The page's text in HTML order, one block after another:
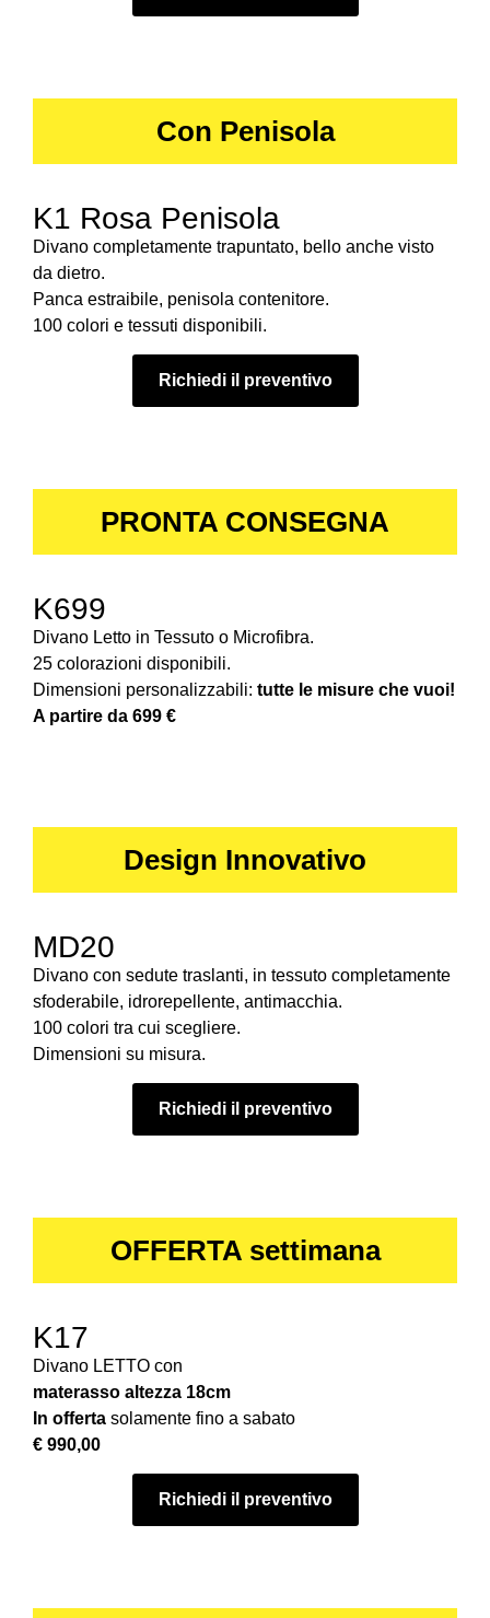
Con Penisola
K1 Rosa Penisola
Divano completamente trapuntato, bello anche visto
da dietro.
Panca estraibile, penisola contenitore.
100 colori e tessuti disponibili.
Richiedi il preventivo
PRONTA CONSEGNA
K699
Divano Letto in Tessuto o Microfibra.
25 colorazioni disponibili.
Dimensioni personalizzabili: tutte le misure che vuoi!
A partire da 699 €
Design Innovativo
MD20
Divano con sedute traslanti, in tessuto completamente
sfoderabile, idrorepellente, antimacchia.
100 colori tra cui scegliere.
Dimensioni su misura.
Richiedi il preventivo
OFFERTA settimana
K17
Divano LETTO con
materasso altezza 18cm
In offerta solamente fino a sabato
€ 990,00
Richiedi il preventivo